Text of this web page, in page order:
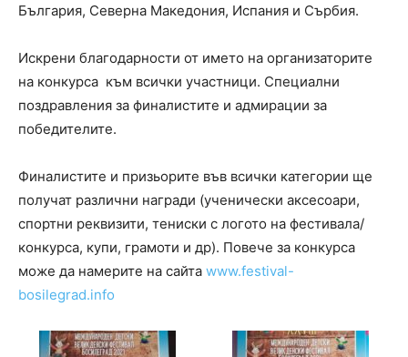
България, Северна Македония, Испания и Сърбия.
Искрени благодарности от името на организаторите
на конкурса към всички участници. Специални
поздравления за финалистите и адмирации за
победителите.
Финалистите и призьорите във всички категории ще
получат различни награди (ученически аксесоари,
спортни реквизити, тениски с логото на фестивала/
конкурса, купи, грамоти и др). Повече за конкурса
може да намерите на сайта www.festival-
bosilegrad.info